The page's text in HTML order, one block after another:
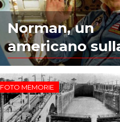
Norman, un
americano
FOTO MEMORIE